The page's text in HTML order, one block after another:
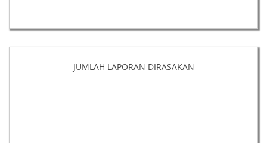
JUMLAH LAPORAN DIRASAKAN